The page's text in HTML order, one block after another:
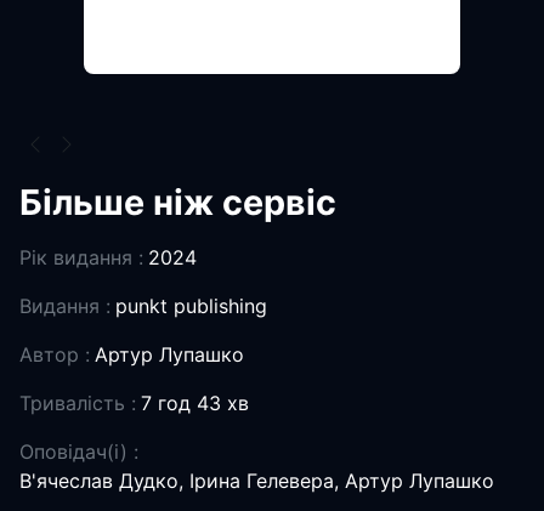
Більше ніж сервіс
Рік видання : 2024
Видання : punkt publishing
Автор : Артур Лупашко
Тривалість : 7 год 43 хв
Оповідач(і) :
В'ячеслав Дудко, Ірина Гелевера, Артур Лупашко